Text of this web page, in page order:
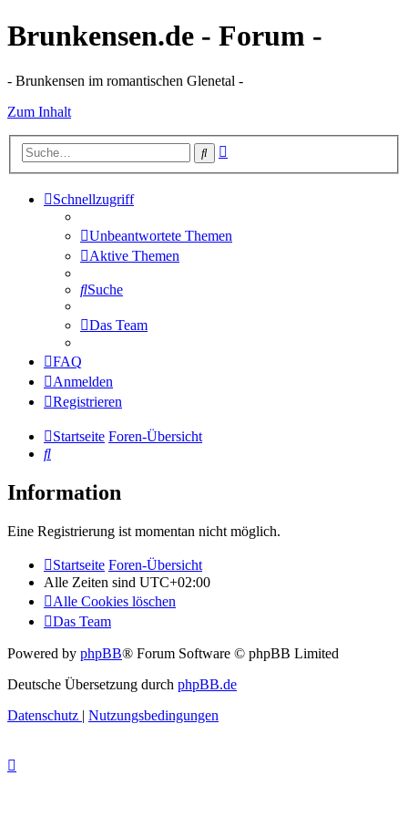
Brunkensen.de - Forum -
- Brunkensen im romantischen Glenetal -
Zum Inhalt
Suche
Schnellzugriff
Unbeantwortete Themen
Aktive Themen
Suche
Das Team
FAQ
Anmelden
Registrieren
Startseite Foren-Übersicht
Suche
Information
Eine Registrierung ist momentan nicht möglich.
Startseite Foren-Übersicht
Alle Zeiten sind UTC+02:00
Alle Cookies löschen
Das Team
Powered by phpBB® Forum Software © phpBB Limited
Deutsche Übersetzung durch phpBB.de
Datenschutz | Nutzungsbedingungen